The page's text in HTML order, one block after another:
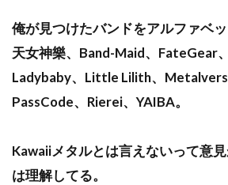
俺が見つけたバンドをアルファベ
天女神樂、Band-Maid、FateGear、
Ladybaby、Little Lilith、
PassCode、Rierei、YAIBA。
Kawaiiメタルとは言えないって意
は理解してる。